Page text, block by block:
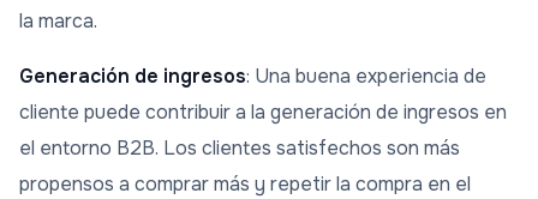
la marca.
Generación de ingresos: Una buena experiencia de
cliente puede contribuir a la generación de ingresos en
el entorno B2B. Los clientes satisfechos son más
propensos a comprar más y repetir la compra en el